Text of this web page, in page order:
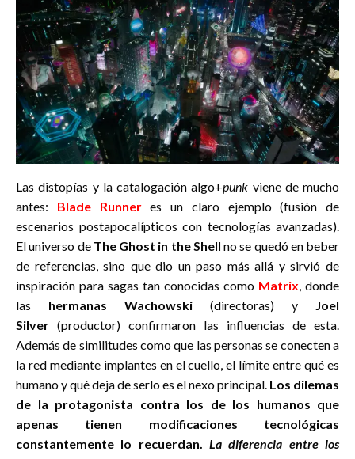
Las distopías y la catalogación algo+punk viene de mucho
antes: Blade Runneres un claro ejemplo (fusión de
escenarios postapocalípticos con tecnologías avanzadas).
El universo de The Ghost in the Shell no se quedó en beber
de referencias, sino que dio un paso más allá y sirvió de
inspiración para sagas tan conocidas como Matrix , donde
las hermanas Wachowski (directoras) y
Joel
Silver (productor) confirmaron las influencias de esta.
Además de similitudes como que las personas se conecten a
la red mediante implantes en el cuello, el límite entre qué es
humano y qué deja de serlo es el nexo principal. Los dilemas
de la protagonista contra los de los humanos que
apenas tienen modificaciones tecnológicas
constantemente lo recuerdan. La diferencia entre los